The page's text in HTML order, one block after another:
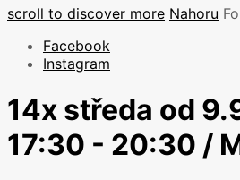
scroll to discover more Nahoru
Facebook
Instagram
14x středa od
17:30 - 20:30 /